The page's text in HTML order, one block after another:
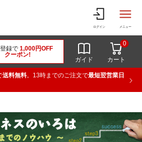
ログイン メニュー
録で 1,000円OFF
クーポン!
ガイド カート
0
送料無料。13時までのご注文で最短翌営業日